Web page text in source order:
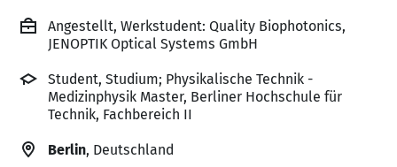
Angestellt, Werkstudent: Quality Biophotonics,
JENOPTIK Optical Systems GmbH
Student, Studium; Physikalische Technik -
Medizinphysik Master, Berliner Hochschule für
Technik, Fachbereich II
Berlin, Deutschland